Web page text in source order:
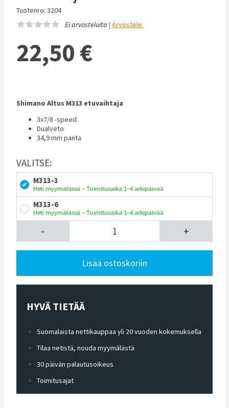
Tuotenro: 3204
Ei arvosteluita |Arvostele
22,50 €
Shimano Altus M313 etuvaihtaja
3x7/8 -speed
Dualveto
34,9 mm panta
VALITSE:
M313-3
Heti myymälässä – Toimitusaika 1–4 arkipäivää
M313-6
Heti myymälässä – Toimitusaika 1–4 arkipäivää
- +
Lisää ostoskoriin
HYVÄ TIETÄÄ
Suomalaista nettikauppaa yli 20 vuoden kokemuksella
Tilaa netistä, nouda myymälästä
30 päivän palautusoikeus
Toimitusajat